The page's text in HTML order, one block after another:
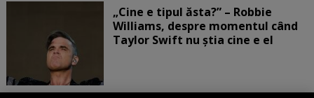
„Cine e tipul ăsta?” – Robbie
Williams, despre momentul când
Taylor Swift nu știa cine e el